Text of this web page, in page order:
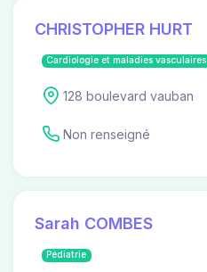
CHRISTOPHER HURT
Cardiologie et maladies vasculaires
128 boulevard vauban
Non renseigné
Sarah COMBES
Pédiatrie